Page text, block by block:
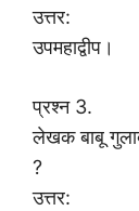
उत्तर:
उपमहाद्वीप।
प्रश्न 3.
लेखक बाबू
?
उत्तर: